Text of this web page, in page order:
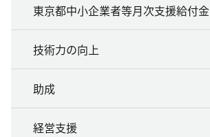
東京都中小企業者等月次支援給付金
技術力の向上
助成
経営支援